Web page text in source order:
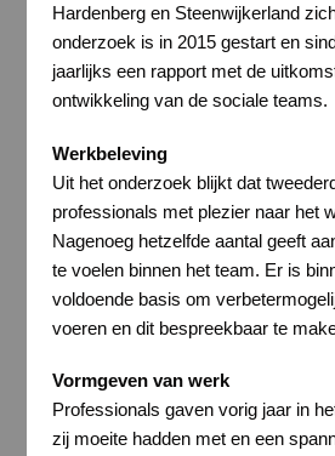
Hardenberg en Steenwijkerland
onderzoek is in 2015 gestart en
jaarlijks een rapport met de
ontwikkeling van de sociale teams.
Werkbeleving
Uit het onderzoek blijkt dat
professionals met plezier naar het
Nagenoeg hetzelfde aantal geeft
te voelen binnen het team. Er is
voldoende basis om
voeren en dit bespreekbaar te
Vormgeven van werk
Professionals gaven vorig jaar in
zij moeite hadden met en een